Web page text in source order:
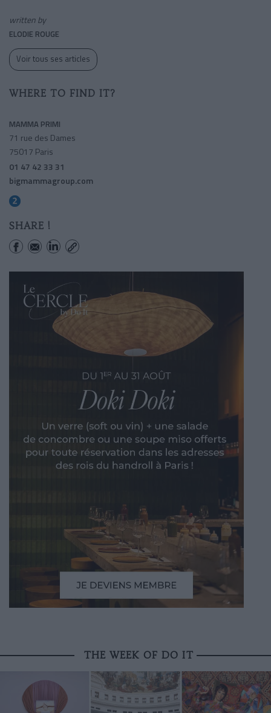
written by
ELODIE ROUGE
Voir tous ses articles
WHERE TO FIND IT?
MAMMA PRIMI
71 rue des Dames
75017 Paris
01 47 42 33 31
bigmammagroup.com
SHARE !
THE WEEK OF DO IT